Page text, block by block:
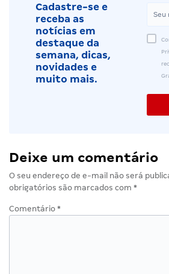
Cadastre-se e
receba as
notícias em
destaque da
semana, dicas,
novidades e
muito mais.
Deixe um comentário
O seu endereço de e-mail não será
obrigatórios são marcados com *
Comentário *